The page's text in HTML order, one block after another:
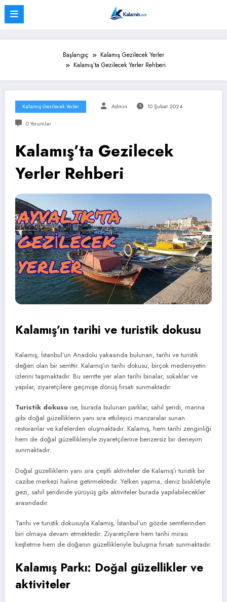
İçeriğe
Başlangıç
Kalamış Gezilecek Yerler
Kalamış’ta Gezilecek Yerler Rehberi
Kalamış Gezilecek Yerler Admin 10 Şubat 2024
0 Yorumlar
Kalamış’ta Gezilecek
Yerler Rehberi
Kalamış’ın tarihi ve turistik dokusu
Kalamış, İstanbul’un Anadolu yakasında bulunan, tarihi ve turistik
değeri olan bir semttir. Kalamış’ın tarihi dokusu, birçok medeniyetin
izlerini taşımaktadır. Bu semtte yer alan tarihi binalar, sokaklar ve
yapılar, ziyaretçilere geçmişe dönüş fırsatı sunmaktadır.
Turistik dokusu ise, burada bulunan parklar, sahil şeridi, marina
gibi doğal güzelliklerin yanı sıra etkileyici manzaralar sunan
restoranlar ve kafelerden oluşmaktadır. Kalamış, hem tarihi zenginliği
hem de doğal güzellikleriyle ziyaretçilerine benzersiz bir deneyim
sunmaktadır.
Doğal güzelliklerin yanı sıra çeşitli aktiviteler de Kalamış’ı turistik bir
cazibe merkezi haline getirmektedir. Yelken yapma, deniz bisikletiyle
gezi, sahil şeridinde yürüyüş gibi aktiviteler burada yapılabilecekler
arasındadır.
Tarihi ve turistik dokusuyla Kalamış, İstanbul’un gözde semtlerinden
biri olmaya devam etmektedir. Ziyaretçilere hem tarihi mirası
keşfetme hem de doğanın güzellikleriyle buluşma fırsatı sunmaktadır.
Kalamış Parkı: Doğal güzellikler ve
aktiviteler